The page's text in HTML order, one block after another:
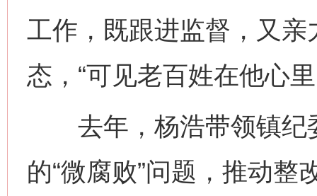
工作，既跟进监督，又
态，“可见老百姓在他心
去年，杨浩带领镇纪
的“微腐败”问题，推动